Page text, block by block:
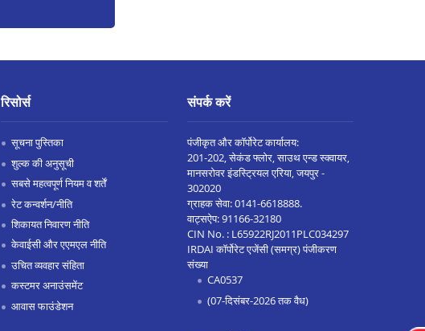
रिसोर्स
सूचना पुस्तिका
शुल्क की अनुसूची
सबसे महत्वपूर्ण नियम व शर्तें
रेट कन्वर्शन/नीति
शिकायत निवारण नीति
केवाईसी और एएमएल नीति
उचित व्यवहार संहिता
कस्टमर अनाउंसमेंट
आवास फाउंडेशन
संपर्क करें
पंजीकृत और कॉर्पोरेट कार्यालय:
201-202, सेकंड फ्लोर, साउथ एन्ड स्क्वायर,
मानसरोवर इंडस्ट्रियल एरिया, जयपुर -
302020
ग्राहक सेवा:0141-6618888.
वाट्सऐप:91166-32180
CIN No. : L65922RJ2011PLC034297
IRDAI कॉर्पोरेट एजेंसी (समग्र) पंजीकरण
संख्या
CA0537
(07-दिसंबर-2026 तक वैध)